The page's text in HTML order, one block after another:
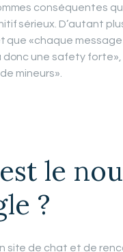
conséquentes
sérieux. D’autant
que «chaque
donc une safety
mineurs».
le
?
site de chat et de